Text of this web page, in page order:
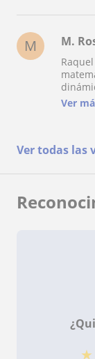
todo.
M M.
Ver
Ver todas las
★